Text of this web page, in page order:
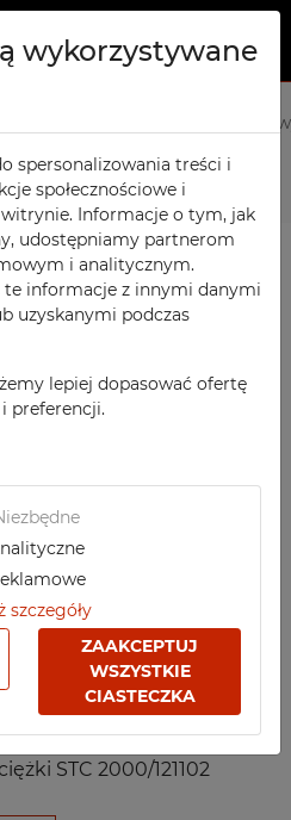
wykorzystywane
spersonalizowania treści i
społecznościowe i
Informacje o tym, jak
udostępniamy partnerom
i analitycznym.
te informacje z innymi danymi
uzyskanymi podczas
lepiej dopasować ofertę
preferencji.
szczegóły
ZAAKCEPTUJ
WSZYSTKIE
CIASTECZKA
Stół
Następny
STC 2000/121102